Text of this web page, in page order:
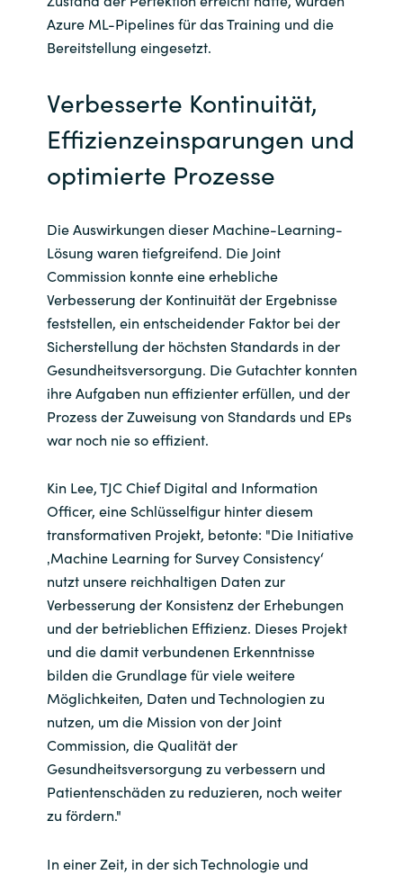
Azure ML-Pipelines für das Training und die
Bereitstellung eingesetzt.
Verbesserte Kontinuität,
Effizienzeinsparungen und
optimierte Prozesse
Die Auswirkungen dieser Machine-Learning-
Lösung waren tiefgreifend. Die Joint
Commission konnte eine erhebliche
Verbesserung der Kontinuität der Ergebnisse
feststellen, ein entscheidender Faktor bei der
Sicherstellung der höchsten Standards in der
Gesundheitsversorgung. Die Gutachter konnten
ihre Aufgaben nun effizienter erfüllen, und der
Prozess der Zuweisung von Standards und EPs
war noch nie so effizient.
Kin Lee, TJC Chief Digital and Information
Officer, eine Schlüsselfigur hinter diesem
transformativen Projekt, betonte: "Die Initiative
‚Machine Learning for Survey Consistency‘
nutzt unsere reichhaltigen Daten zur
Verbesserung der Konsistenz der Erhebungen
und der betrieblichen Effizienz. Dieses Projekt
und die damit verbundenen Erkenntnisse
bilden die Grundlage für viele weitere
Möglichkeiten, Daten und Technologien zu
nutzen, um die Mission von der Joint
Commission, die Qualität der
Gesundheitsversorgung zu verbessern und
Patientenschäden zu reduzieren, noch weiter
zu fördern."
In einer Zeit, in der sich Technologie und